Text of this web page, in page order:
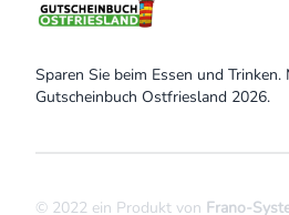
Sparen Sie beim Essen und Trinken.
Gutscheinbuch Ostfriesland 2026.
© 2022 ein Produkt von Frano-